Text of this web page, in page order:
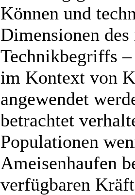
Können und
Dimensionen
Technikbegriffs
im Kontext von
angewendet
betrachtet
Populationen
Ameisenhaufen
verfügbaren